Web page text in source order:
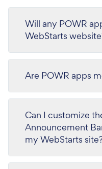
Will any POWR
WebStarts
Are POWR apps
Can I customize
Announcement
my WebStarts